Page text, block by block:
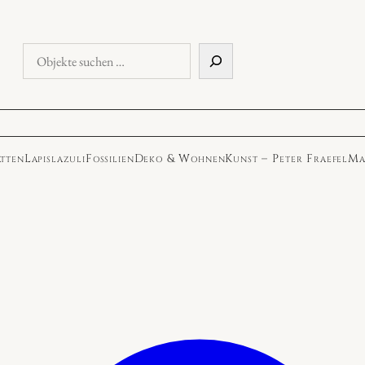
Objekte
suchen
LapislazuliFossilienDeko & WohnenKunst – Peter Fraefel